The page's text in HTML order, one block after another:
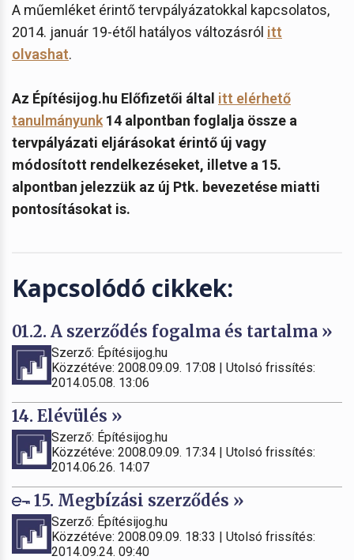
A műemléket érintő tervpályázatokkal kapcsolatos,
2014. január 19-étől hatályos változásról itt
olvashat.
Az Építésijog.hu Előfizetői által itt elérhető
tanulmányunk 14 alpontban foglalja össze a
tervpályázati eljárásokat érintő új vagy
módosított rendelkezéseket, illetve a 15.
alpontban jelezzük az új Ptk. bevezetése miatti
pontosításokat is.
Kapcsolódó cikkek:
01.2. A szerződés fogalma és tartalma »
Szerző: Építésijog.hu
Közzétéve: 2008.09.09. 17:08 | Utolsó frissítés:
2014.05.08. 13:06
14. Elévülés »
Szerző: Építésijog.hu
Közzétéve: 2008.09.09. 17:34 | Utolsó frissítés:
2014.06.26. 14:07
15. Megbízási szerződés »
Szerző: Építésijog.hu
Közzétéve: 2008.09.09. 18:33 | Utolsó frissítés:
2014.09.24. 09:40